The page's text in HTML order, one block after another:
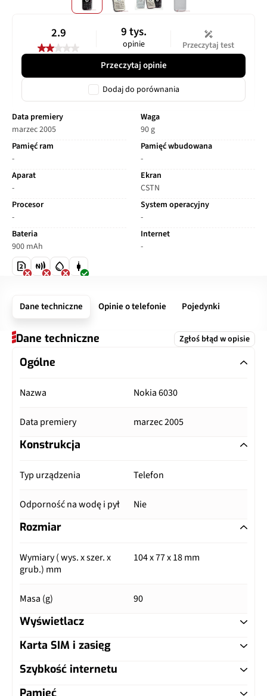
2.9 9 tys.
opinie Przeczytaj test
Przeczytaj opinie
Dodaj do porównania
Data premiery
marzec 2005
Pamięć ram
-
Aparat
-
Procesor
-
Bateria
900 mAh
Waga
90 g
Pamięć wbudowana
-
Ekran
CSTN
System operacyjny
-
Internet
-
Dane techniczne Opinie o telefonie Pojedynki
Dane techniczne Zgłoś błąd w opisie
Ogólne
Nazwa Nokia 6030
Data premiery marzec 2005
Konstrukcja
Typ urządzenia Telefon
Odporność na wodę i pył Nie
Rozmiar
Wymiary ( wys. x szer. x
grub.) mm
104 x 77 x 18 mm
Masa (g) 90
Wyświetlacz
Typ ekranu
Karta SIM i zasięg
Typ karty SIM
Szybkość internetu